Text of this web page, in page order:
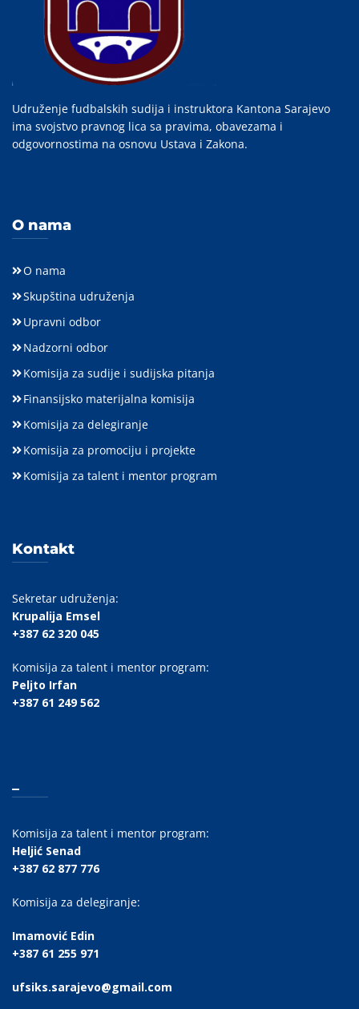
Udruženje fudbalskih sudija i instruktora Kantona Sarajevo
ima svojstvo pravnog lica sa pravima, obavezama i
odgovornostima na osnovu Ustava i Zakona.
O nama
O nama
Skupština udruženja
Upravni odbor
Nadzorni odbor
Komisija za sudije i sudijska pitanja
Finansijsko materijalna komisija
Komisija za delegiranje
Komisija za promociju i projekte
Komisija za talent i mentor program
Kontakt
Sekretar udruženja:
Krupalija Emsel
+387 62 320 045
Komisija za talent i mentor program:
Peljto Irfan
+387 61 249 562
Komisija za talent i mentor program:
Heljić Senad
+387 62 877 776
Komisija za delegiranje:
Imamović Edin
+387 61 255 971
ufsiks.sarajevo@gmail.com